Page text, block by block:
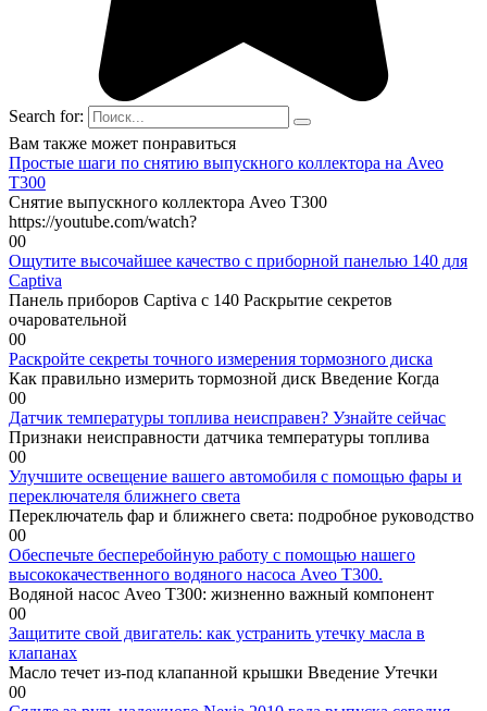
Search for:
Вам также может понравиться
Простые шаги по снятию выпускного коллектора на Aveo
T300
Снятие выпускного коллектора Aveo T300
https://youtube.com/watch?
00
Ощутите высочайшее качество с приборной панелью 140 для
Captiva
Панель приборов Captiva с 140 Раскрытие секретов
очаровательной
00
Раскройте секреты точного измерения тормозного диска
Как правильно измерить тормозной диск Введение Когда
00
Датчик температуры топлива неисправен? Узнайте сейчас
Признаки неисправности датчика температуры топлива
00
Улучшите освещение вашего автомобиля с помощью фары и
переключателя ближнего света
Переключатель фар и ближнего света: подробное руководство
00
Обеспечьте бесперебойную работу с помощью нашего
высококачественного водяного насоса Aveo T300.
Водяной насос Aveo T300: жизненно важный компонент
00
Защитите свой двигатель: как устранить утечку масла в
клапанах
Масло течет из-под клапанной крышки Введение Утечки
00